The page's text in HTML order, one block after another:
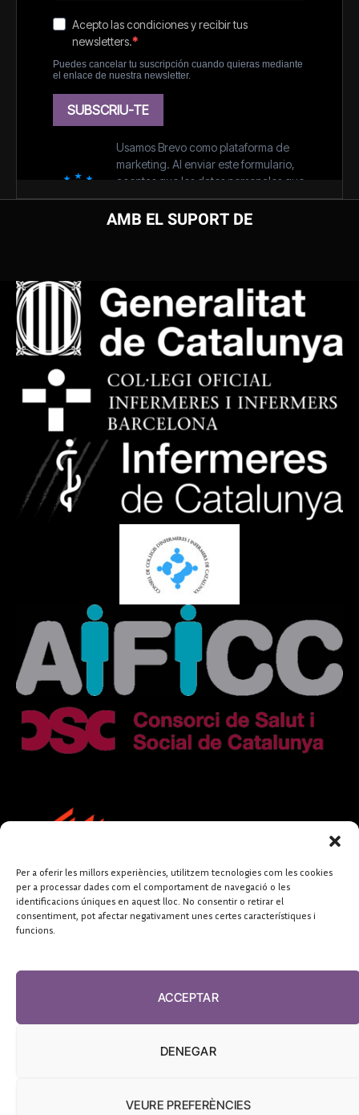
Per a oferir les millors experiències, utilitzem tecnologies com les cookies
per a processar dades com el comportament de navegació o les
identificacions úniques en aquest lloc. No consentir o retirar el
consentiment, pot afectar negativament unes certes característiques i
funcions.
ACCEPTAR
DENEGAR
VEURE PREFERÈNCIES
AMB EL SUPORT DE
FUNDACIÓ